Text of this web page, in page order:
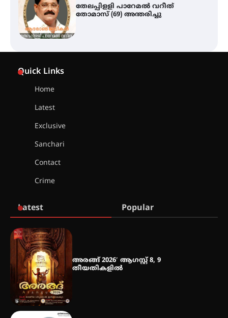
സർഗ്ഗസാഹിതി- കവിതാസംഗമം
2026 കവിതാ ചർച്ച കാട്ടൂർ, ടി. കെ.
ബാലൻ ഹാളിൽ 16ന്
Quick Links
Home
Latest
Exclusive
Sanchari
Contact
Crime
Latest Popular
അരങ്ങ് 2026′ ആഗസ്റ്റ് 8, 9
തീയതികളിൽ